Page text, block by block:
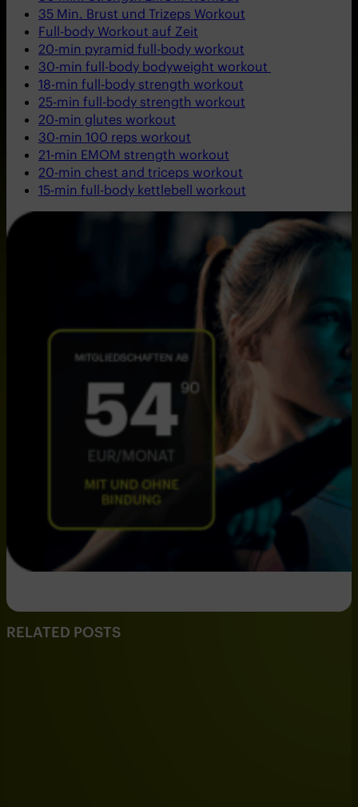
35 Min. Brust und Trizeps Workout
Full-body Workout auf Zeit
20-min pyramid full-body workout
30-min full-body bodyweight workout
18-min full-body strength workout
25-min full-body strength workout
20-min glutes workout
30-min 100 reps workout
21-min EMOM strength workout
20-min chest and triceps workout
15-min full-body kettlebell workout
RELATED POSTS